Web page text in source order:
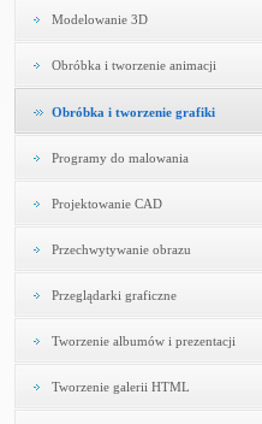
Modelowanie 3D
Obróbka i tworzenie animacji
Obróbka i tworzenie grafiki
Programy do malowania
Projektowanie CAD
Przechwytywanie obrazu
Przeglądarki graficzne
Tworzenie albumów i prezentacji
Tworzenie galerii HTML